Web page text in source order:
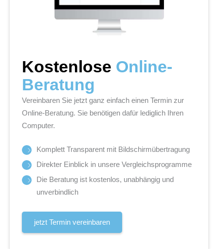
Kostenlose Online-
Beratung
Vereinbaren Sie jetzt ganz einfach einen Termin zur
Online-Beratung. Sie benötigen dafür lediglich Ihren
Computer.
Komplett Transparent mit Bildschirmübertragung
Direkter Einblick in unsere Vergleichsprogramme
Die Beratung ist kostenlos, unabhängig und
unverbindlich
jetzt Termin vereinbaren